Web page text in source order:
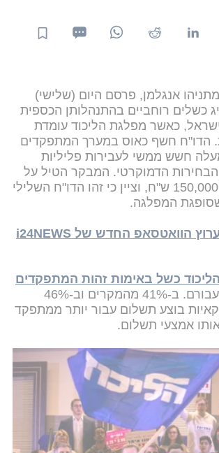
אנגלמן, פרסם היום (שלישי)
כשלים רוחביים בהתנהלותן הכספית
כאשר מפלגת הליכוד עומדת
הדו"ח חשף כאוס במערך המתפקדים
חשש ממשי לעבירות פליליות
הבחירות הדמוקרטי. המבקר הטיל על
הסיעה קנס של 150,000 ש"ח, וציין כי זהו הדו"ח השלילי
המפלגה.
>>> הצטרפו לערוץ הוואטסאפ החדש של i24NEWS
הליכוד כשל באימות זהות המתפקדים
ומקור התשלום עבורם. ב-41% מהמקרים וב-46%
בוצע תשלום עבור יותר ממתפקד
אמצעי תשלום.